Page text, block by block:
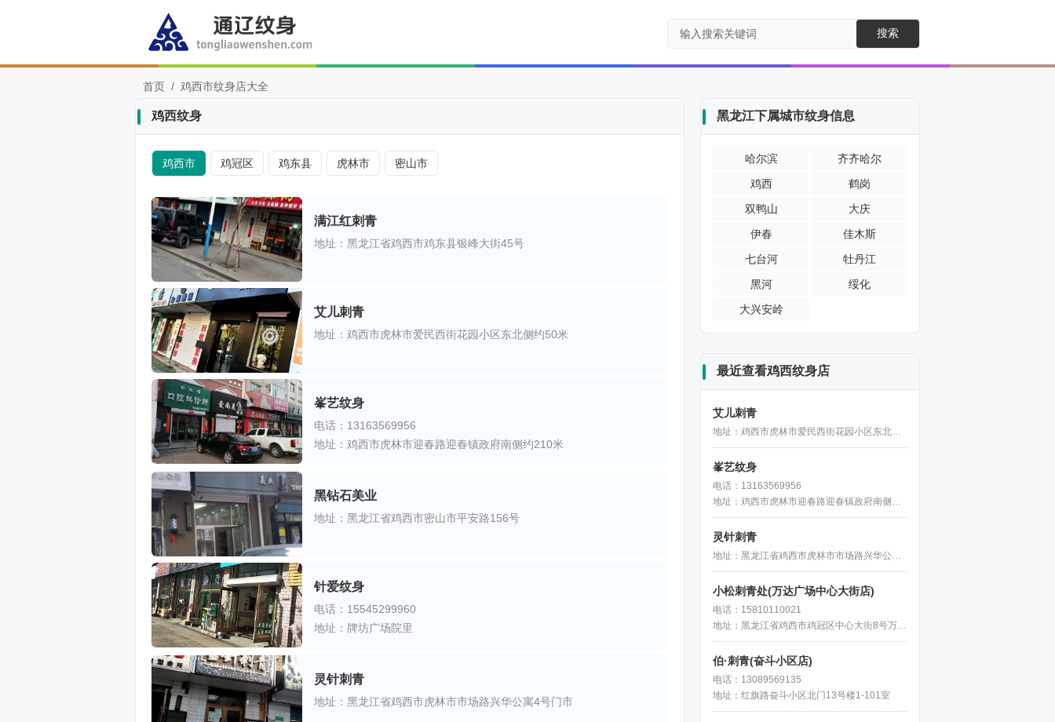
搜索
首页 / 鸡西市纹身店大全
鸡西纹身
鸡西市 鸡冠区 鸡东县 虎林市 密山市
满江红刺青
地址：黑龙江省鸡西市鸡东县银峰大街45号
艾儿刺青
地址：鸡西市虎林市爱民西街花园小区东北侧约50米
峯艺纹身
电话：13163569956
地址：鸡西市虎林市迎春路迎春镇政府南侧约210米
黑钻石美业
地址：黑龙江省鸡西市密山市平安路156号
针爱纹身
电话：15545299960
地址：牌坊广场院里
灵针刺青
地址：黑龙江省鸡西市虎林市市场路兴华公寓4号门市
黑龙江下属城市纹身信息
哈尔滨
齐齐哈尔
鸡西
鹤岗
双鸭山
大庆
伊春
佳木斯
七台河
牡丹江
黑河
绥化
大兴安岭
最近查看鸡西纹身店
艾儿刺青
地址：鸡西市虎林市爱民西街花园小区东北侧约50米
峯艺纹身
电话：13163569956
地址：鸡西市虎林市迎春路迎春镇政府南侧约210米
灵针刺青
地址：黑龙江省鸡西市虎林市市场路兴华公寓4号门市
小松刺青处(万达广场中心大街店)
电话：15810110021
地址：黑龙江省鸡西市鸡冠区中心大街8号万达广场F2
伯·刺青(奋斗小区店)
电话：13089569135
地址：红旗路奋斗小区北门13号楼1-101室